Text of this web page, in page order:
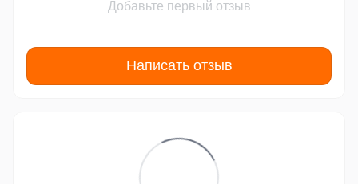
Добавьте первый отзыв
Написать отзыв